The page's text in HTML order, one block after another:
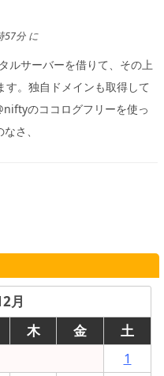
57分 に
ルサーバーを借りて、その上
。独自ドメインも取得して
のココログフリーを使っ
さ、
月
木 金
土
1